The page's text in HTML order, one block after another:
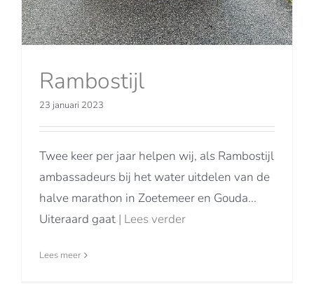
Rambostijl
23 januari 2023
Twee keer per jaar helpen wij, als Rambostijl
ambassadeurs bij het water uitdelen van de
halve marathon in Zoetemeer en Gouda...
Uiteraard gaat | Lees verder
Lees meer